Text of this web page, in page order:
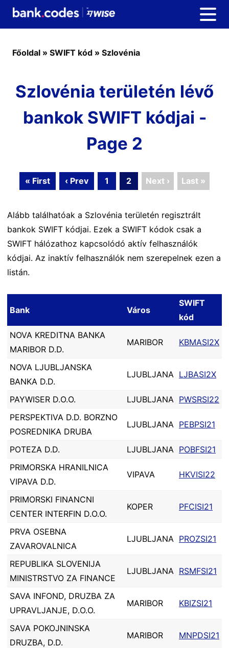
Főoldal » SWIFT kód » Szlovénia
Szlovénia területén lévő
bankok SWIFT kódjai -
Page 2
« First ‹ Prev 1 2 Next › Last »
Alább találhatóak a Szlovénia területén regisztrált
bankok SWIFT kódjai. Ezek a SWIFT kódok csak a
SWIFT hálózathoz kapcsolódó aktív felhasználók
kódjai. Az inaktív felhasználók nem szerepelnek ezen a
listán.
Bank Város
SWIFT
kód
NOVA KREDITNA BANKA
MARIBOR D.D.
MARIBOR KBMASI2X
NOVA LJUBLJANSKA
BANKA D.D.
LJUBLJANA LJBASI2X
PAYWISER D.O.O. LJUBLJANA PWSRSI22
PERSPEKTIVA D.D. BORZNO
POSREDNIKA DRUBA
LJUBLJANA PEBPSI21
POTEZA D.D. LJUBLJANA POBFSI21
PRIMORSKA HRANILNICA
VIPAVA D.D.
VIPAVA HKVISI22
PRIMORSKI FINANCNI
CENTER INTERFIN D.O.O.
KOPER PFCISI21
PRVA OSEBNA
ZAVAROVALNICA
LJUBLJANA PROZSI21
REPUBLIKA SLOVENIJA
MINISTRSTVO ZA FINANCE
LJUBLJANA RSMFSI21
SAVA INFOND, DRUZBA ZA
UPRAVLJANJE, D.O.O.
MARIBOR KBIZSI21
SAVA POKOJNINSKA
DRUZBA, D.D.
MARIBOR MNPDSI21